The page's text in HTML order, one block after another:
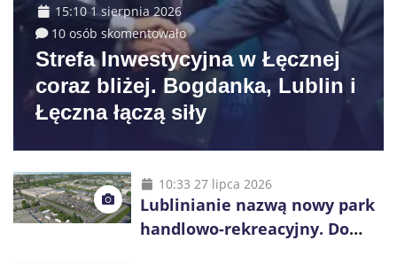
15:10 1 sierpnia 2026
10 osób skomentowało
Strefa Inwestycyjna w Łęcznej
coraz bliżej. Bogdanka, Lublin i
Łęczna łączą siły
10:33 27 lipca 2026
Lublinianie nazwą nowy park
handlowo-rekreacyjny. Do